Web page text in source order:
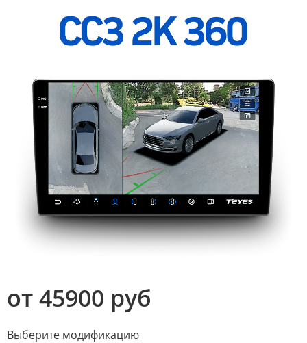
от 45900 руб
Выберите модификацию